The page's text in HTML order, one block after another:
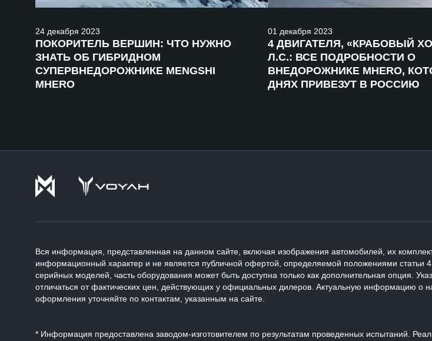
24 декабря 2023
ПОКОРИТЕЛЬ ВЕРШИН: ЧТО НУЖНО
ЗНАТЬ ОБ ГИБРИДНОМ
СУПЕРВНЕДОРОЖНИКЕ MENGSHI
MHERO
01 декабря 2023
4 ДВИГАТЕЛЯ, «КРАБОВЫЙ
Л.С.: ВСЕ ПОДРОБНОСТИ О
ВНЕДОРОЖНИКЕ MHERO,
ДНЯХ ПРИВЕЗУТ В РОССИЮ
Вся информация, представленная на данном сайте, включая изображения автомобилей, их
информационный характер и не является публичной офертой, определяемой положениями статьи
серийных моделей, часть оборудования может быть доступна только как дополнительная опция.
отличаться от фактических цен, действующих у официальных дилеров. Актуальную информацию о
оформления уточняйте по контактам, указанным на сайте.
* Информация предоставлена заводом-изготовителем по результатам проведенных испытаний.